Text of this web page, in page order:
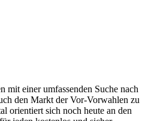
mit einer umfassenden Suche nach
den Markt der Vor-Vorwahlen zu
orientiert sich noch heute an den